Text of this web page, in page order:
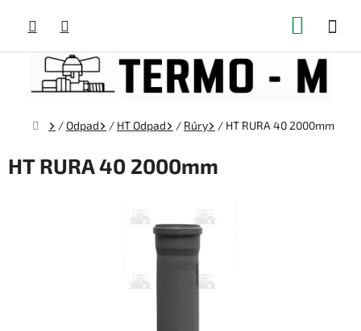
obsah
Domov
/Odpad / HT Odpad / Rúry / HT RURA 40 2000mm
HT RURA 40 2000mm